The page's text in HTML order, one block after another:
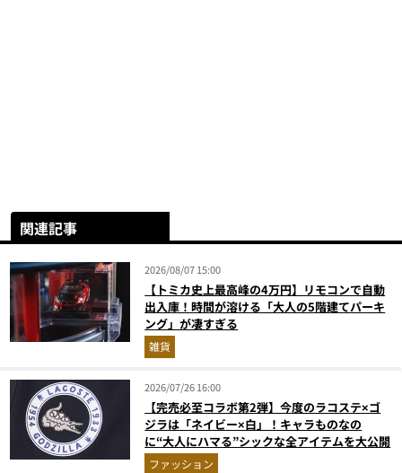
関連記事
2026/08/07 15:00
【トミカ史上最高峰の4万円】リモコンで自動
出入庫！時間が溶ける「大人の5階建てパーキ
ング」が凄すぎる
雑貨
2026/07/26 16:00
【完売必至コラボ第2弾】今度のラコステ×ゴ
ジラは「ネイビー×白」！キャラものなの
に“大人にハマる”シックな全アイテムを大公開
ファッション